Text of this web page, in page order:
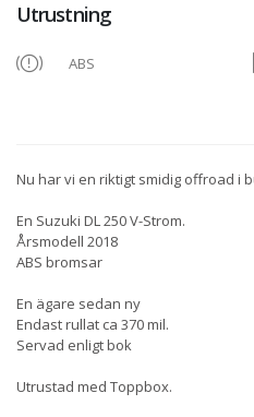
Utrustning
ABS
Nu har vi en riktigt smidig offroad i
En Suzuki DL 250 V-Strom.
Årsmodell 2018
ABS bromsar
En ägare sedan ny
Endast rullat ca 370 mil.
Servad enligt bok
Utrustad med Toppbox.